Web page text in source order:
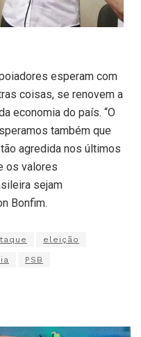
esperam com
coisas, se renovem a
economia do país. “O
também que
agredida nos últimos
os valores
sejam
Bonfim.
eleição
PSB